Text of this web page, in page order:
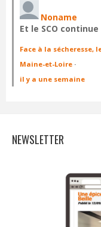
Noname
Et le SCO
Face à la sécheresse,
Maine-et-Loire ·
il y a une semaine
NEWSLETTER